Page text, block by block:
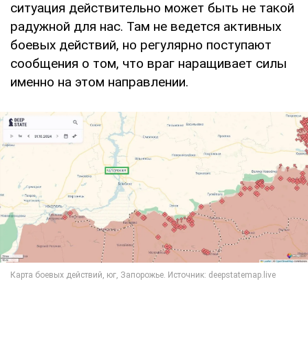
ситуация действительно может быть не такой
радужной для нас. Там не ведется активных
боевых действий, но регулярно поступают
сообщения о том, что враг наращивает силы
именно на этом направлении.